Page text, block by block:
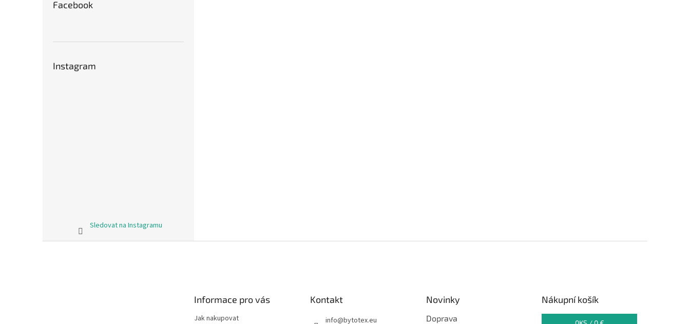
Facebook
Instagram
Sledovat na Instagramu
Informace pro vás
Jak nakupovat
Kontakt
info@bytotex.eu
Novinky
Doprava
Nákupní košík